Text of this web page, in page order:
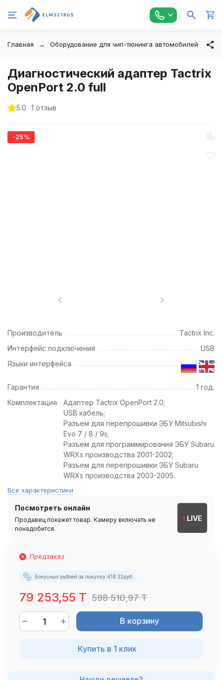
Главная Оборудование для чип-тюнинга автомобилей
Диагностический адаптер Tactrix
OpenPort 2.0 full
5.0 1 отзыв
-25%
Производитель
Tactrix Inc.
Интерфейс подключения
USB
Языки интерфейса
Гарантия
1 год.
Комплектация
Адаптер Tactrix OpenPort 2.0;
USB кабель;
Разъем для перепрошивки ЭБУ Mitsubishi
Evo 7 / 8 / 9s;
Разъем для программирования ЭБУ Subaru
WRXs производства 2001-2002;
Разъем для перепрошивки ЭБУ Subaru
WRXs производства 2003-2005.
Все характеристики
Посмотреть онлайн
Продавец покажет товар. Камеру включать не
понадобится.
LIVE
Предзаказ
Бонусных рублей за покупку:418.32руб.
79 253,55 T 598 510,97 T
В корзину
Купить в 1 клик